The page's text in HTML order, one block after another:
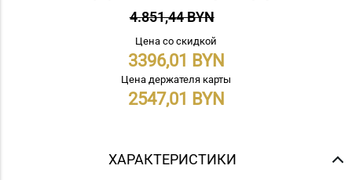
4.851,44 BYN
Цена со скидкой
3396,01
Цена держателя карты
2547,01
ХАРАКТЕРИСТИКИ